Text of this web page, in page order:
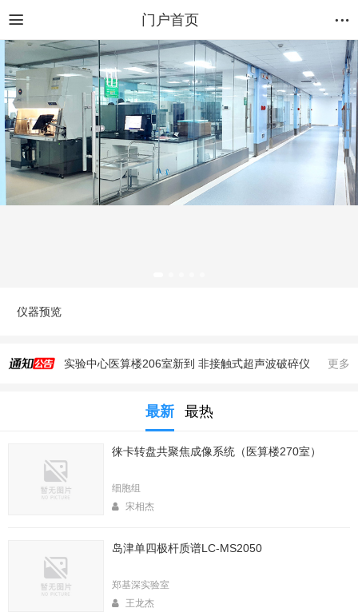
门户首页
仪器预览
实验中心医算楼206室新到 非接触式超声波破碎仪
生命科学实验中心2025年暑期值班表
医算楼（西区田径场新楼）二楼（206室）新到一台落地式超离和一台高速冷冻离心机
2025年4月春季大型仪器培训安排
生命中心2025寒假值班表
2026年春季大型仪器培训安排
生命科学实验中心2026年寒假值班表
更多
最新 最热
徕卡转盘共聚焦成像系统（医算楼270室）
细胞组
宋相杰
岛津单四极杆质谱LC-MS2050
郑基深实验室
王龙杰